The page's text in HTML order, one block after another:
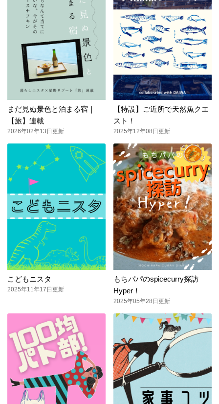
まだ見ぬ景色と泊まる宿｜
【旅】連載
2026年02年13日更新
【特設】ご近所で天然魚クエ
スト！
2025年12年08日更新
こどもニスタ
2025年11年17日更新
もちパパのspicecurry探訪
Hyper！
2025年05年28日更新